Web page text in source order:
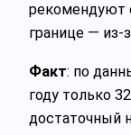
рекомендуют
границе — из-
Факт: по
году только
достаточный